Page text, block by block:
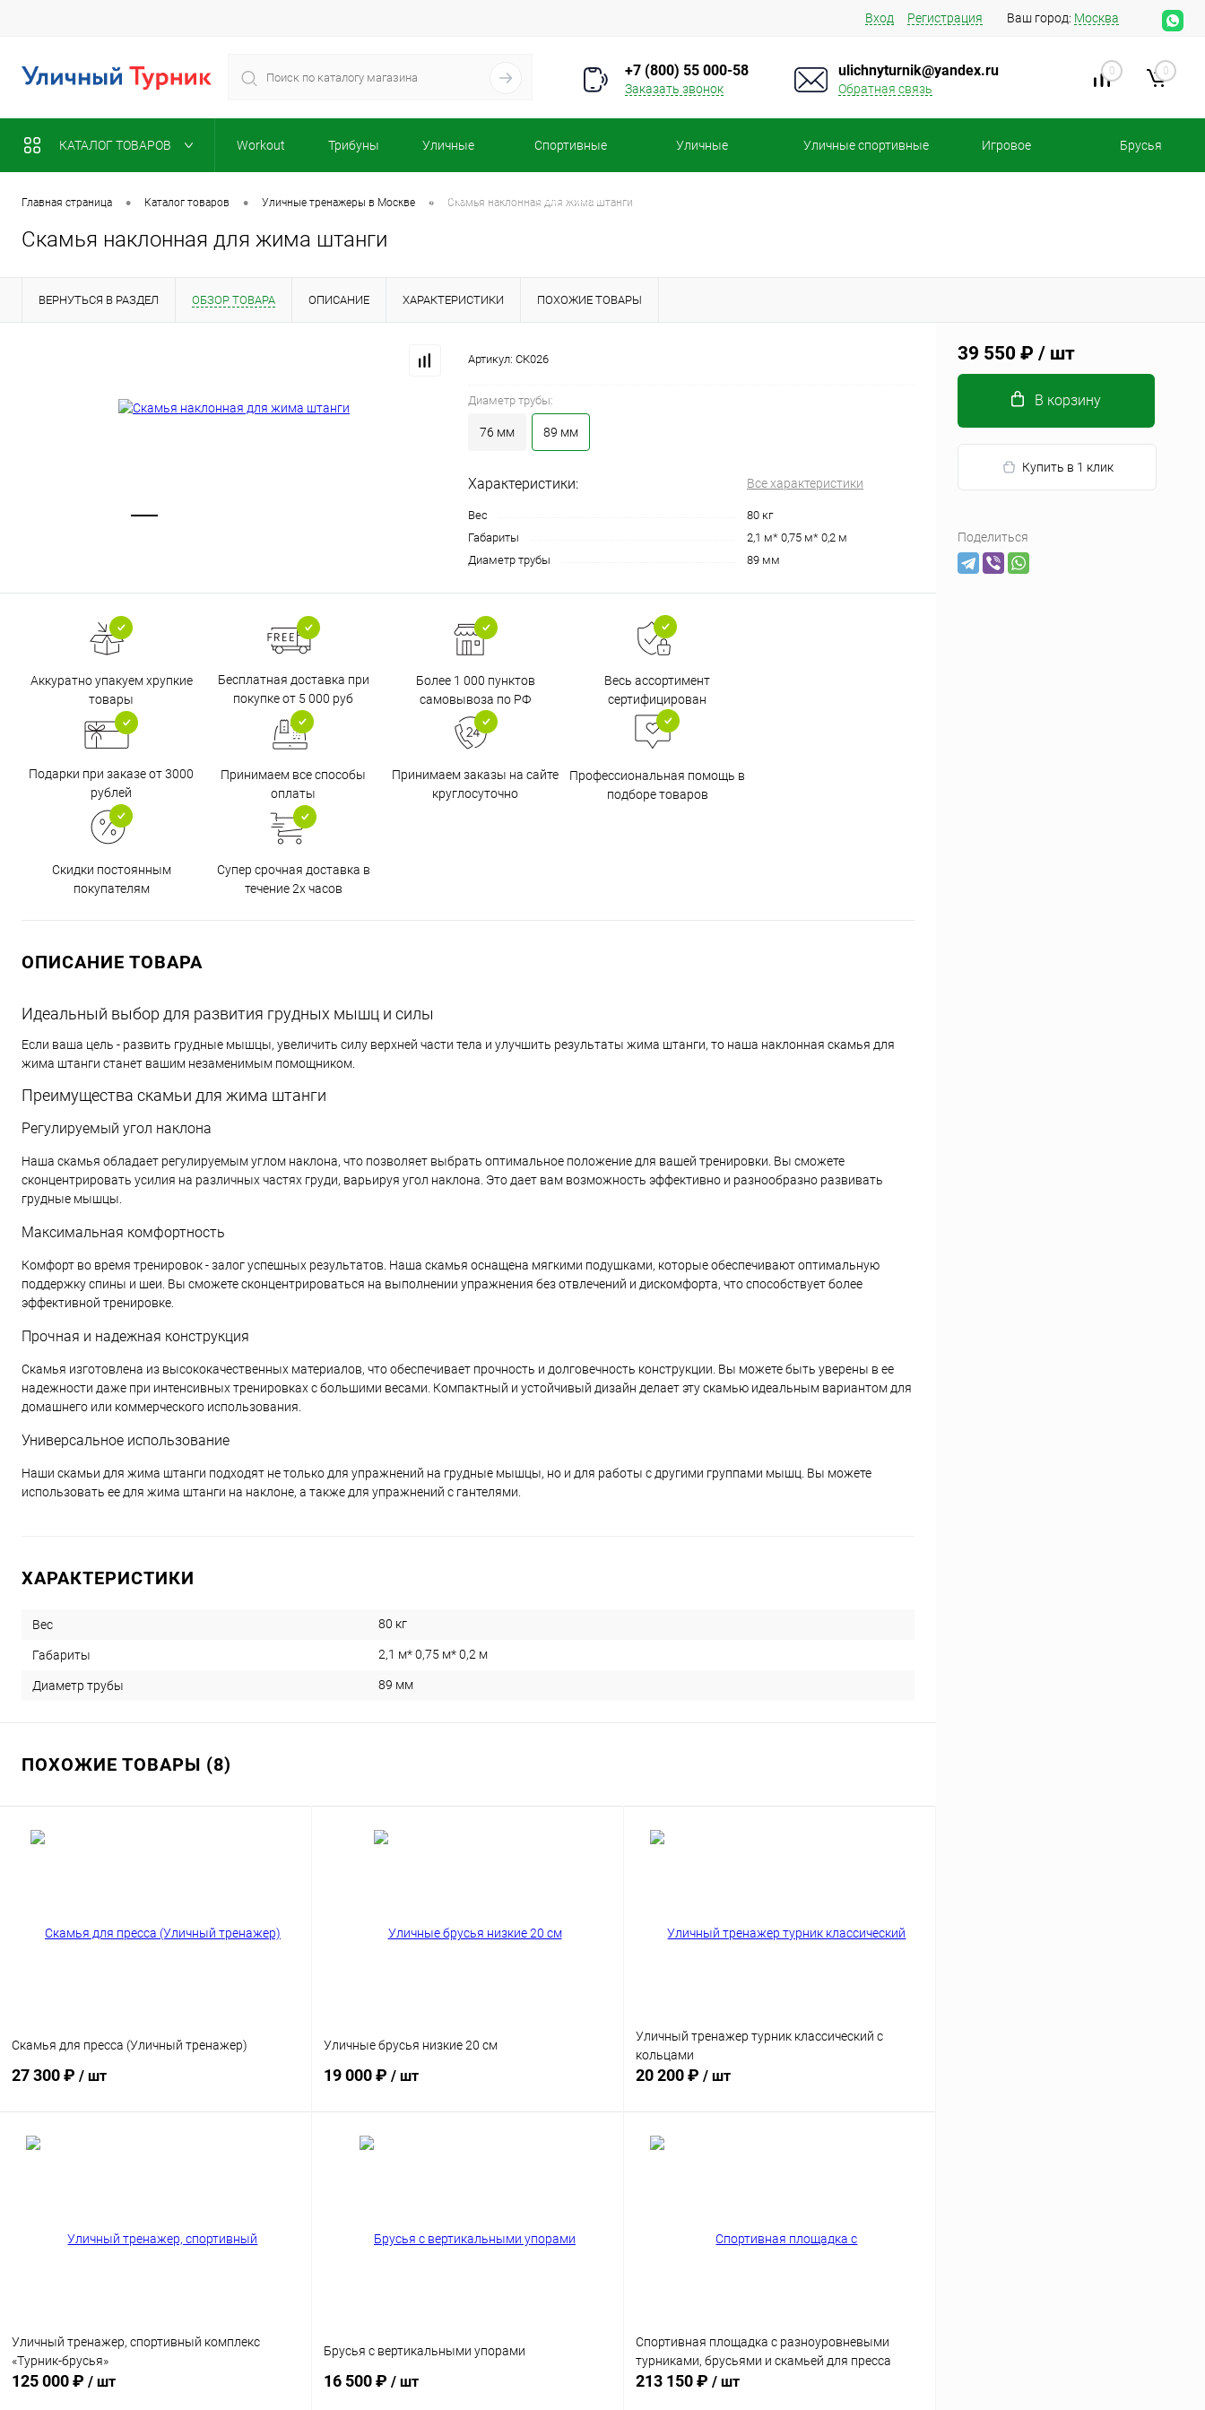
Вход Регистрация Ваш город: Москва
+7 (800) 55 000-58
Заказать звонок
ulichnyturnik@yandex.ru
Обратная связь
0 0
КАТАЛОГ ТОВАРОВ Workout Трибуны Уличные
турники
Спортивные
комплексы
Уличные Уличные спортивные Игровое Брусья
Главная страница • Каталог товаров • Уличные тренажеры в Москве • Скамья наклонная для жима штанги
Скамья наклонная для жима штанги
ВЕРНУТЬСЯ В РАЗДЕЛ ОБЗОР ТОВАРА ОПИСАНИЕ ХАРАКТЕРИСТИКИ ПОХОЖИЕ ТОВАРЫ
Артикул: СК026
Диаметр трубы:
76 мм 89 мм
Характеристики: Все характеристики
Вес
80 кг
Габариты
2,1 м* 0,75 м* 0,2 м
Диаметр трубы
89 мм
Аккуратно упакуем хрупкие
товары
Бесплатная доставка при
покупке от 5 000 руб
Более 1 000 пунктов
самовывоза по РФ
Весь ассортимент
сертифицирован
Подарки при заказе от 3000
рублей
Принимаем все способы
оплаты
Принимаем заказы на сайте
круглосуточно
Профессиональная помощь в
подборе товаров
Скидки постоянным
покупателям
Супер срочная доставка в
течение 2х часов
ОПИСАНИЕ ТОВАРА
Идеальный выбор для развития грудных мышц и силы
Если ваша цель - развить грудные мышцы, увеличить силу верхней части тела и улучшить результаты жима штанги, то наша наклонная скамья для
жима штанги станет вашим незаменимым помощником.
Преимущества скамьи для жима штанги
Регулируемый угол наклона
Наша скамья обладает регулируемым углом наклона, что позволяет выбрать оптимальное положение для вашей тренировки. Вы сможете
сконцентрировать усилия на различных частях груди, варьируя угол наклона. Это дает вам возможность эффективно и разнообразно развивать
грудные мышцы.
Максимальная комфортность
Комфорт во время тренировок - залог успешных результатов. Наша скамья оснащена мягкими подушками, которые обеспечивают оптимальную
поддержку спины и шеи. Вы сможете сконцентрироваться на выполнении упражнения без отвлечений и дискомфорта, что способствует более
эффективной тренировке.
Прочная и надежная конструкция
Скамья изготовлена из высококачественных материалов, что обеспечивает прочность и долговечность конструкции. Вы можете быть уверены в ее
надежности даже при интенсивных тренировках с большими весами. Компактный и устойчивый дизайн делает эту скамью идеальным вариантом для
домашнего или коммерческого использования.
Универсальное использование
Наши скамьи для жима штанги подходят не только для упражнений на грудные мышцы, но и для работы с другими группами мышц. Вы можете
использовать ее для жима штанги на наклоне, а также для упражнений с гантелями.
ХАРАКТЕРИСТИКИ
Вес 80 кг
Габариты 2,1 м* 0,75 м* 0,2 м
Диаметр трубы 89 мм
ПОХОЖИЕ ТОВАРЫ (8)
Скамья для пресса (Уличный тренажер)
27 300 ₽ / шт
Уличные брусья низкие 20 см
19 000 ₽ / шт
Уличный тренажер турник классический с
кольцами
20 200 ₽ / шт
Уличный тренажер, спортивный комплекс
«Турник-брусья»
125 000 ₽ / шт
Брусья с вертикальными упорами
16 500 ₽ / шт
Спортивная площадка с разноуровневыми
турниками, брусьями и скамьей для пресса
213 150 ₽ / шт
39 550 ₽ / шт
В корзину
Купить в 1 клик
Поделиться